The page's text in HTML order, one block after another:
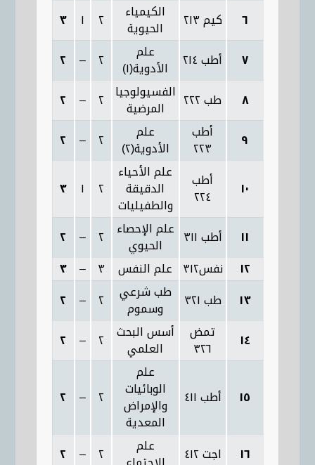
٦
كيم ٢١٣ الكيمياء
الحيوية ٢ ١
٣
٧
أطب ٢١٤ علم
الأدوية(١) ٢ –
٢
٨
طب ٢٢٢ الفسيولوجيا
المرضية ٢ –
٢
٩
أطب
٢٢٣
علم
الأدوية(٢) ٢ – ٢
١٠ أطب
٢٢٤
علم الأحياء
الدقيقة
والطفيليات
٢ ١ ٣
١١ أطب ٣١١ علم الإحصاء
الحيوي ٢ –
٢
١٢
نفس٣١٢ علم النفس ٣ – ٣
١٣
طب ٣٢١ طب شرعي
وسموم ٢ –
٢
١٤
تمض
٣٢٦
أسس البحث
العلمي ٢ – ٢
١٥ أطب ٤١١
علم
الوبائيات
والإمراض
المعدية
٢ – ٢
١٦ اجت ٤١٢ علم ٢ – ٢